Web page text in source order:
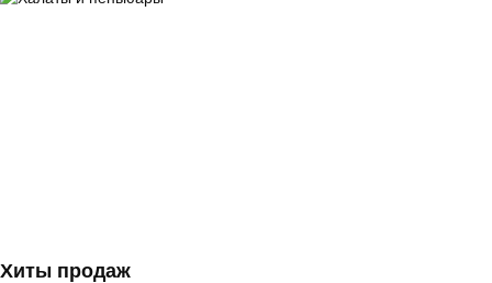
Хиты продаж